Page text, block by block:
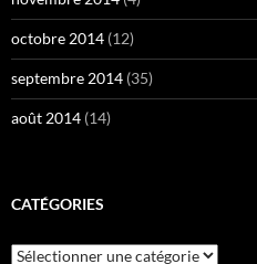
octobre 2014 (12)
septembre 2014 (35)
août 2014 (14)
CATÉGORIES
Catégories